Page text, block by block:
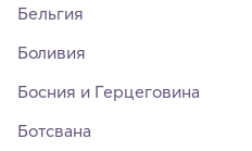
Бельгия
Боливия
Босния и Герцеговина
Ботсвана